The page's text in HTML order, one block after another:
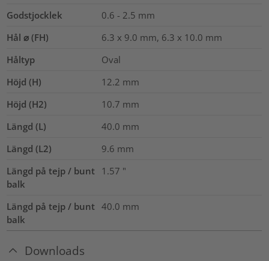
Godstjocklek
0.6 - 2.5 mm
Hål ⌀ (FH)
6.3 x 9.0 mm, 6.3 x 10.0 mm
Håltyp
Oval
Höjd (H)
12.2 mm
Höjd (H2)
10.7 mm
Längd (L)
40.0 mm
Längd (L2)
9.6 mm
Längd på tejp / bunt
balk
1.57 "
Längd på tejp / bunt
balk
40.0 mm
Downloads